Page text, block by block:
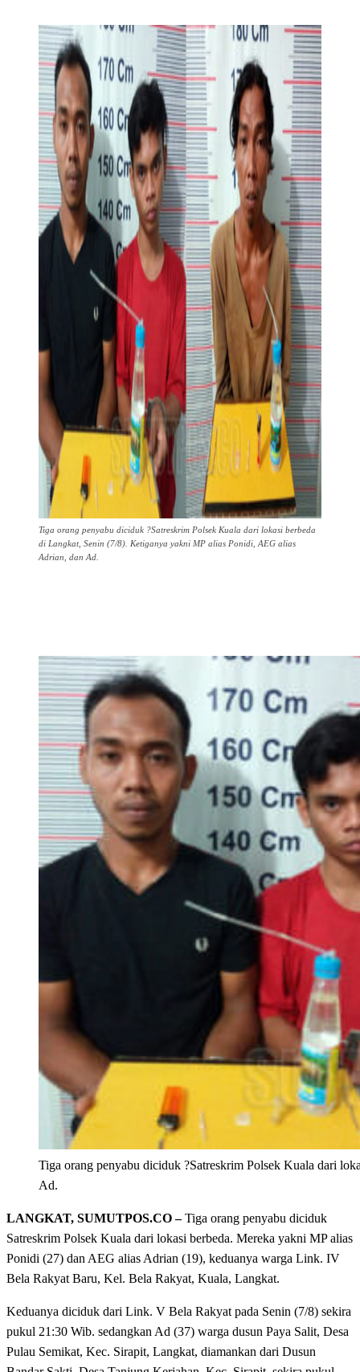
Tiga orang penyabu diciduk ?Satreskrim Polsek Kuala dari lokasi berbeda
di Langkat, Senin (7/8). Ketiganya yakni MP alias Ponidi, AEG alias
Adrian, dan Ad.
Tiga orang penyabu diciduk ?Satreskrim Polsek Kuala dari
Ad.
LANGKAT, SUMUTPOS.CO–Tiga orang penyabu diciduk
‎Satreskrim Polsek Kuala dari lokasi berbeda. Mereka yakni MP alias
Ponidi (27) dan AEG alias Adrian (19), keduanya warga Link. IV
Bela Rakyat Baru, Kel. Bela Rakyat, Kuala, Langkat.
Keduanya diciduk dari Link. V Bela Rakyat pada Senin (7/8) sekira
‎pukul 21:30 Wib. sedangkan Ad (37) warga dusun Paya Salit, Desa
Pulau Semikat, Kec. Sirapit, Langkat, diamankan dari Dusun